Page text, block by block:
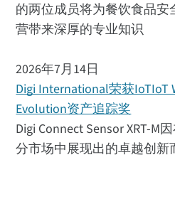
的两位成员将为餐饮食品
营带来深厚的专业知识
2026年7月14日
Digi International荣获IoTIoT
Evolution资产追踪奖
Digi Connect Sensor XRT-M
分市场中展现出的卓越创新